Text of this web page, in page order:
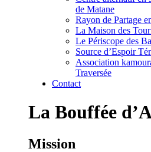
de Matane
Rayon de Partage
La Maison des
Le Périscope des
Source d’Espoir
Association
Traversée
Contact
La Bouffée
Mission